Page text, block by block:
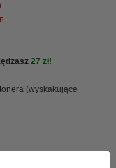
27 zł!
(wyskakujące